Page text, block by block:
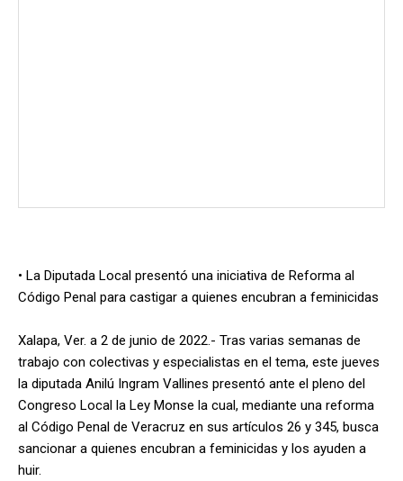
• La Diputada Local presentó una iniciativa de Reforma al
Código Penal para castigar a quienes encubran a feminicidas
Xalapa, Ver. a 2 de junio de 2022.- Tras varias semanas de
trabajo con colectivas y especialistas en el tema, este jueves
la diputada Anilú Ingram Vallines presentó ante el pleno del
Congreso Local la Ley Monse la cual, mediante una reforma
al Código Penal de Veracruz en sus artículos 26 y 345, busca
sancionar a quienes encubran a feminicidas y los ayuden a
huir.